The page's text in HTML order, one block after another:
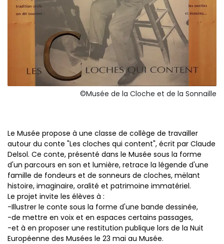
©Musée de la Cloche et de la Sonnaille
Le Musée propose à une classe de collège de travailler
autour du conte "Les cloches qui content", écrit par Claude
Delsol. Ce conte, présenté dans le Musée sous la forme
d'un parcours en son et lumière, retrace la légende d'une
famille de fondeurs et de sonneurs de cloches, mëlant
histoire, imaginaire, oralité et patrimoine immatériel.
Le projet invite les élèves à :
-Illustrer le conte sous la forme d'une bande dessinée,
-de mettre en voix et en espaces certains passages,
-et à en proposer une restitution publique lors de la Nuit
Européenne des Musées le 23 mai au Musée.